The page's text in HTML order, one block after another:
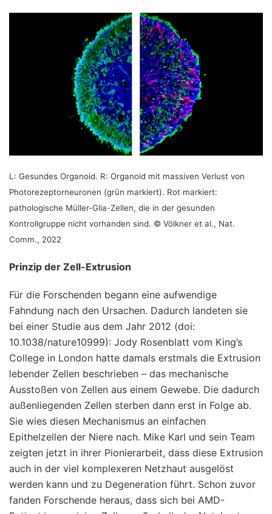
L: Gesundes Organoid. R: Organoid mit massiven Verlust von
Photorezeptorneuronen (grün markiert). Rot markiert:
pathologische Müller-Glia-Zellen, die in der gesunden
Kontrollgruppe nicht vorhanden sind. © Völkner et al., Nat.
Comm., 2022
Prinzip der Zell-Extrusion
Für die Forschenden begann eine aufwendige
Fahndung nach den Ursachen. Dadurch landeten sie
bei einer Studie aus dem Jahr 2012 (doi:
10.1038/nature10999): Jody Rosenblatt vom King’s
College in London hatte damals erstmals die Extrusion
lebender Zellen beschrieben – das mechanische
Ausstoßen von Zellen aus einem Gewebe. Die dadurch
außenliegenden Zellen sterben dann erst in Folge ab.
Sie wies diesen Mechanismus an einfachen
Epithelzellen der Niere nach. Mike Karl und sein Team
zeigten jetzt in ihrer Pionierarbeit, dass diese Extrusion
auch in der viel komplexeren Netzhaut ausgelöst
werden kann und zu Degeneration führt. Schon zuvor
fanden Forschende heraus, dass sich bei AMD-